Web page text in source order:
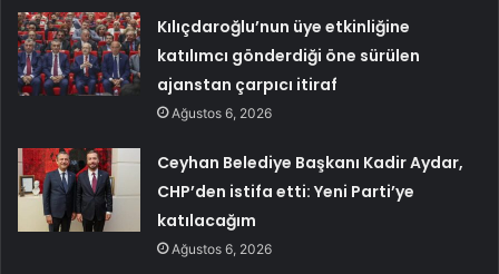
Kılıçdaroğlu’nun üye etkinliğine
katılımcı gönderdiği öne sürülen
ajanstan çarpıcı itiraf
Ağustos 6, 2026
Ceyhan Belediye Başkanı Kadir Aydar,
CHP’den istifa etti: Yeni Parti’ye
katılacağım
Ağustos 6, 2026